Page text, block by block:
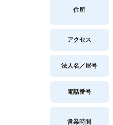
住所
アクセス
法人名／屋号
電話番号
営業時間